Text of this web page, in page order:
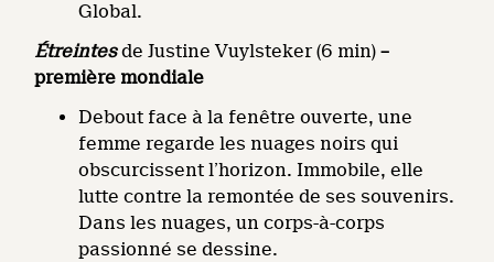
Global.
Étreintesde Justine Vuylsteker (6 min)–
première mondiale
Debout face à la fenêtre ouverte, une
femme regarde les nuages noirs qui
obscurcissent l’horizon. Immobile, elle
lutte contre la remontée de ses souvenirs.
Dans les nuages, un corps-à-corps
passionné se dessine.